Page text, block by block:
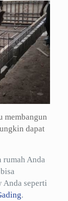
membangun
dapat
rumah Anda
Anda seperti
.